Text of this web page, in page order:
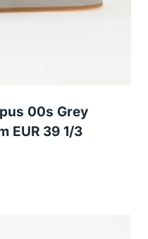
00s Grey
EUR 39 1/3